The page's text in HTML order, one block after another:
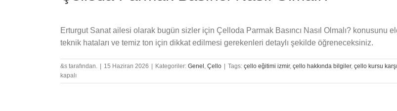
Erturgut Sanat ailesi olarak bugün sizler için Çelloda Parmak Basıncı Nasıl Olmalı? konusunu
teknik hataları ve temiz ton için dikkat edilmesi gerekenleri detaylı şekilde öğreneceksiniz.
&s tarafından. 15 Haziran 2026 Kategoriler: Genel , Çello Tags: çello eğitimi izmir, çello hakkında bilgiler, çello kursu
kapalı